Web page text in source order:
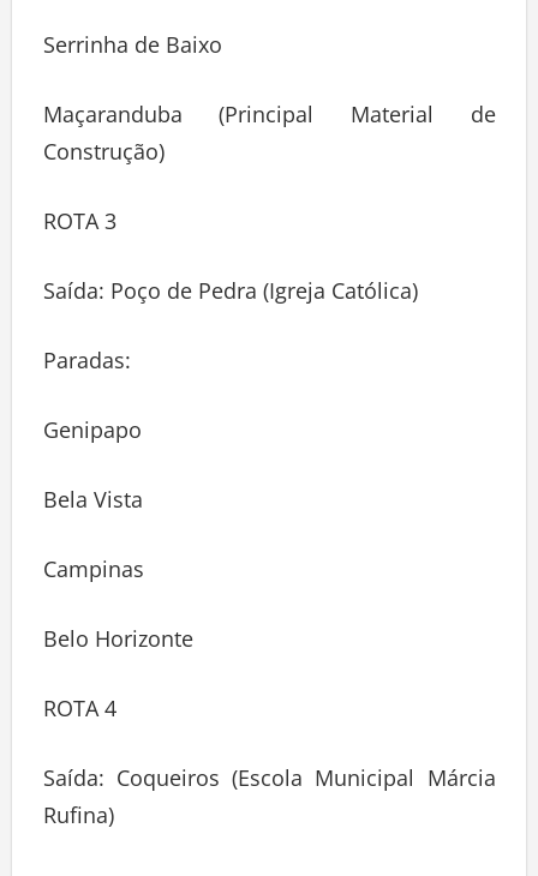
Serrinha de Baixo
Maçaranduba (Principal Material de
Construção)
ROTA 3
Saída: Poço de Pedra (Igreja Católica)
Paradas:
Genipapo
Bela Vista
Campinas
Belo Horizonte
ROTA 4
Saída: Coqueiros (Escola Municipal Márcia
Rufina)